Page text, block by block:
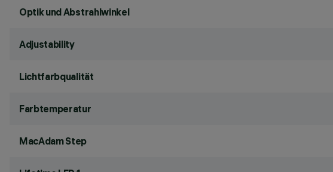
Optik und Abstrahlwinkel
Adjustability
Lichtfarbqualität
Farbtemperatur
MacAdam Step